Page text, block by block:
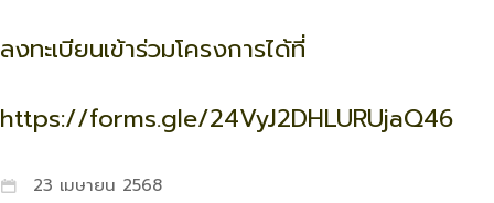
ลงทะเบียนเข้าร่วมโครงการได้ที่
https://forms.gle/24VyJ2DHLURUjaQ46
23 เมษายน 2568